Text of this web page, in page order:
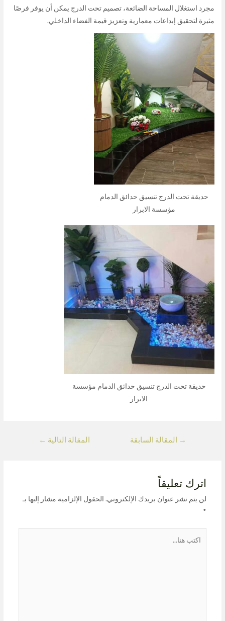
مجرد استغلال المساحة الضائعة، تصميم تحت الدرج يمكن أن يوفر فرصًا
مثيرة لتحقيق إبداعات معمارية وتعزيز قيمة الفضاء الداخلي.
حديقة تحت الدرج تنسيق حدائق الدمام
مؤسسة الابرار
حديقة تحت الدرج تنسيق حدائق الدمام مؤسسة
الابرار
→ المقالة السابقة المقالة التالية ←
اترك تعليقاً
لن يتم نشر عنوان بريدك الإلكتروني. الحقول الإلزامية مشار إليها بـ
*